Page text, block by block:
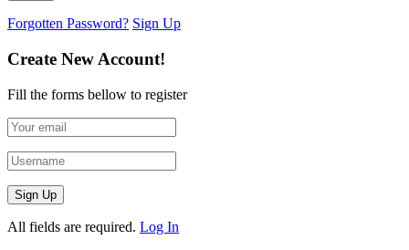
Forgotten Password? Sign Up
Create New Account!
Fill the forms bellow to register
All fields are required. Log In